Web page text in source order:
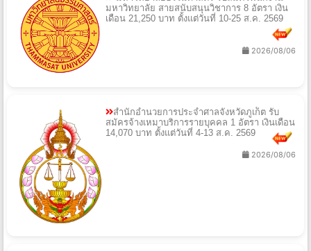
มหาวิทยาลัย สายสนับสนุนวิชาการ 8 อัตรา เงิน
เดือน 21,250 บาท ตั้งแต่วันที่ 10-25 ส.ค. 2569
2026/08/06
สำนักอำนวยการประจำศาลจังหวัดภูเก็ต รับ
สมัครจ้างเหมาบริการรายบุคคล 1 อัตรา เงินเดือน
14,070 บาท ตั้งแต่วันที่ 4-13 ส.ค. 2569
2026/08/06